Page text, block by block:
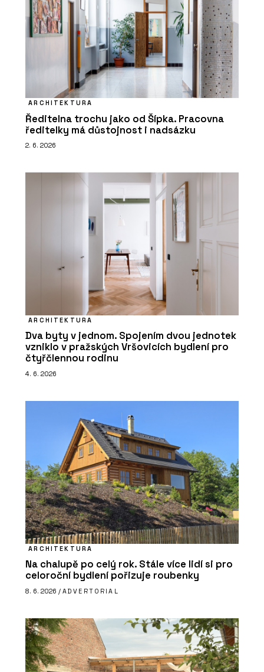
ARCHITEKTURA
Ředitelna trochu jako od Šípka. Pracovna
ředitelky má důstojnost i nadsázku
2. 6. 2026
ARCHITEKTURA
Dva byty v jednom. Spojením dvou jednotek
vzniklo v pražských Vršovicích bydlení pro
čtyřčlennou rodinu
4. 6. 2026
ARCHITEKTURA
Na chalupě po celý rok. Stále více lidí si pro
celoroční bydlení pořizuje roubenky
8. 6. 2026 / ADVERTORIAL